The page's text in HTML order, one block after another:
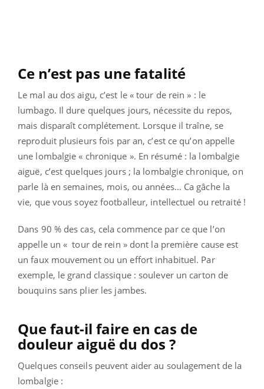
Ce n’est pas une fatalité
Le mal au dos aigu, c’est le « tour de rein » : le
lumbago. Il dure quelques jours, nécessite du repos,
mais disparaît complétement. Lorsque il traîne, se
reproduit plusieurs fois par an, c’est ce qu’on appelle
une lombalgie « chronique ». En résumé : la lombalgie
aiguë, c’est quelques jours ; la lombalgie chronique, on
parle là en semaines, mois, ou années… Ca gâche la
vie, que vous soyez footballeur, intellectuel ou retraité !
Dans 90 % des cas, cela commence par ce que l’on
appelle un « tour de rein » dont la première cause est
un faux mouvement ou un effort inhabituel. Par
exemple, le grand classique : soulever un carton de
bouquins sans plier les jambes.
Que faut-il faire en cas de
douleur aiguë du dos ?
Quelques conseils peuvent aider au soulagement de la
lombalgie :